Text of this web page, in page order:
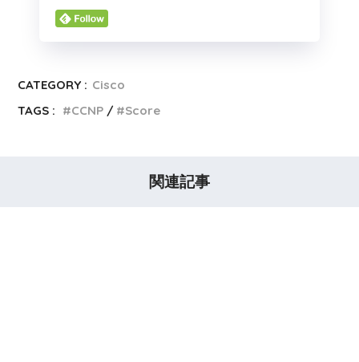
CATEGORY : Cisco
TAGS :
CCNP Score
関連記事